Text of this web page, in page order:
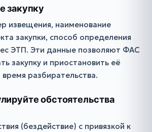
закупку
извещения, наименование
закупки, способ определения
ЭТП. Эти данные позволяют ФАС
закупку и приостановить её
разбирательства.
обстоятельства
(бездействие) с привязкой к